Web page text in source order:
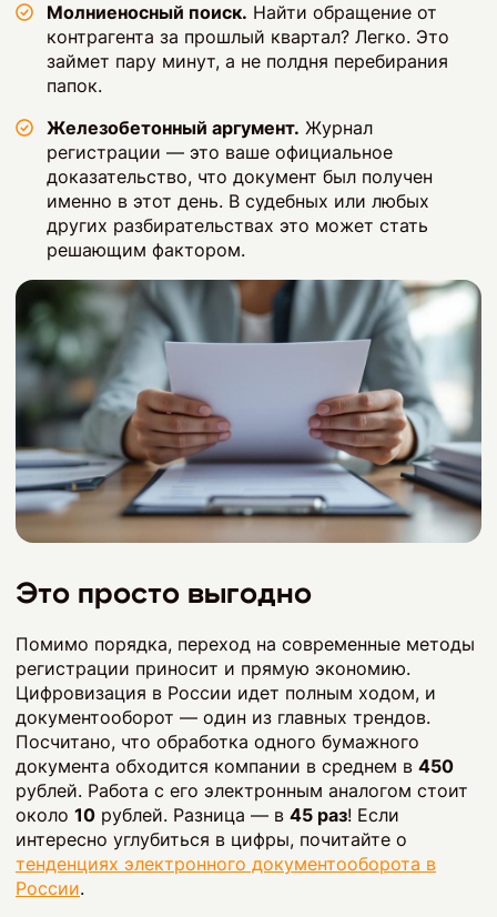
Молниеносный поиск. Найти обращение от
контрагента за прошлый квартал? Легко. Это
займет пару минут, а не полдня перебирания
папок.
Железобетонный аргумент. Журнал
регистрации — это ваше официальное
доказательство, что документ был получен
именно в этот день. В судебных или любых
других разбирательствах это может стать
решающим фактором.
Это просто выгодно
Помимо порядка, переход на современные методы
регистрации приносит и прямую экономию.
Цифровизация в России идет полным ходом, и
документооборот — один из главных трендов.
Посчитано, что обработка одного бумажного
документа обходится компании в среднем в 450
рублей. Работа с его электронным аналогом стоит
около 10 рублей. Разница — в 45 раз! Если
интересно углубиться в цифры, почитайте о
тенденциях электронного документооборота в
России.